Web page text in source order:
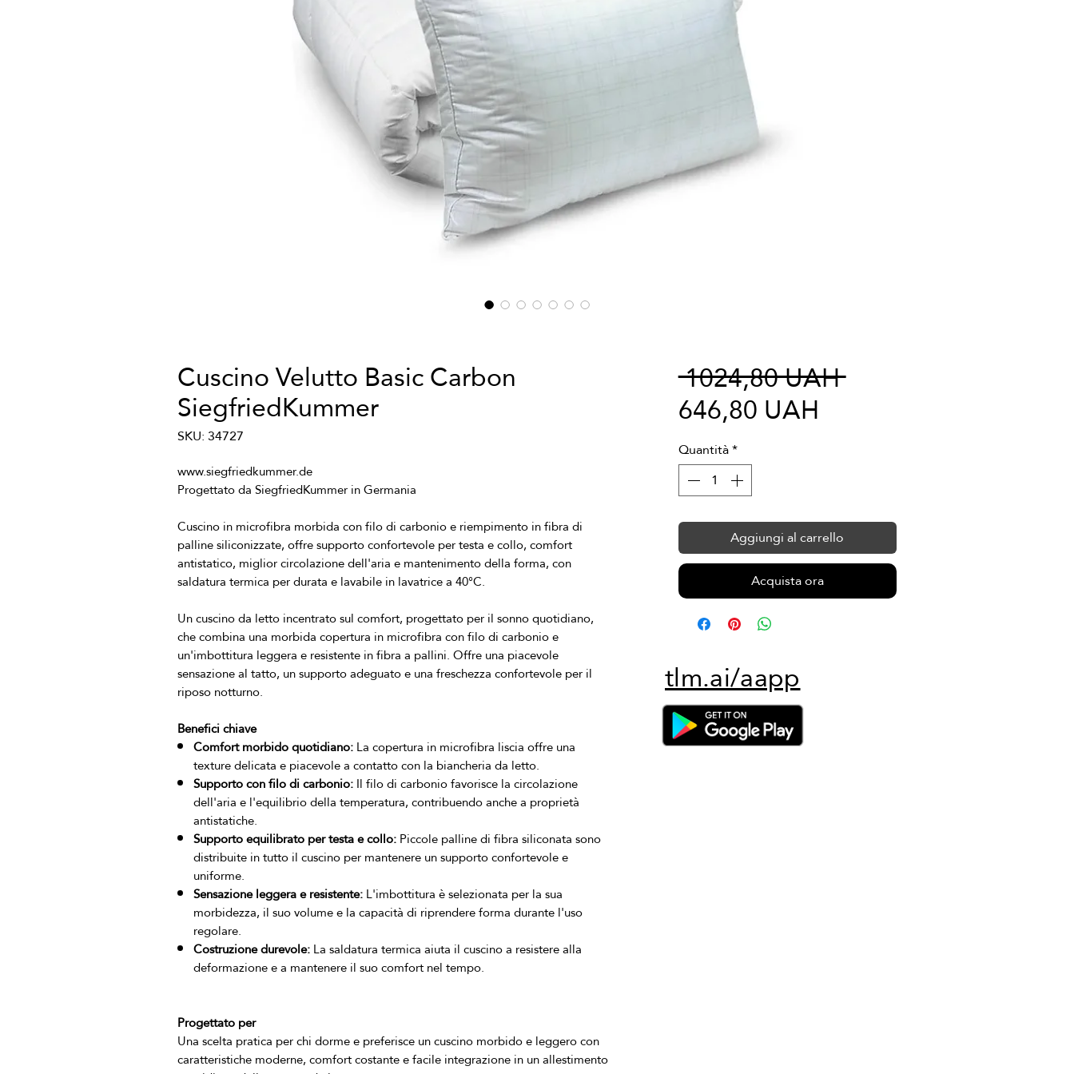
Cuscino Velutto Basic Carbon
SiegfriedKummer
SKU: 34727
Cuscino in microfibra morbida con filo di carbonio e riempimento in fibra di
palline siliconizzate, offre supporto confortevole per testa e collo, comfort
antistatico, miglior circolazione dell'aria e mantenimento della forma, con
Un cuscino da letto incentrato sul comfort, progettato per il sonno quotidiano,
che combina una morbida copertura in microfibra con filo di carbonio e
un'imbottitura leggera e resistente in fibra a pallini. Offre una piacevole
sensazione al tatto, un supporto adeguato e una freschezza confortevole per il
Benefici chiave
Comfort morbido quotidiano:La copertura in microfibra liscia offre una
texture delicata e piacevole a contatto con la biancheria da letto.
Supporto con filo di carbonio:Il filo di carbonio favorisce la circolazione
dell'aria e l'equilibrio della temperatura, contribuendo anche a proprietà
antistatiche.
Supporto equilibrato per testa e collo:Piccole palline di fibra siliconata sono
distribuite in tutto il cuscino per mantenere un supporto confortevole e
uniforme.
Sensazione leggera e resistente:L'imbottitura è selezionata per la sua
morbidezza, il suo volume e la capacità di riprendere forma durante l'uso
regolare.
Costruzione durevole:La saldatura termica aiuta il cuscino a resistere alla
deformazione e a mantenere il suo comfort nel tempo.
Progettato per
Una scelta pratica per chi dorme e preferisce un cuscino morbido e leggero con
caratteristiche moderne, comfort costante e facile integrazione in un allestimento
1024,80 UAH Prezzo
646,80 UAH
Quantità*
Aggiungi al carrello
Acquista ora
tlm.ai/aapp